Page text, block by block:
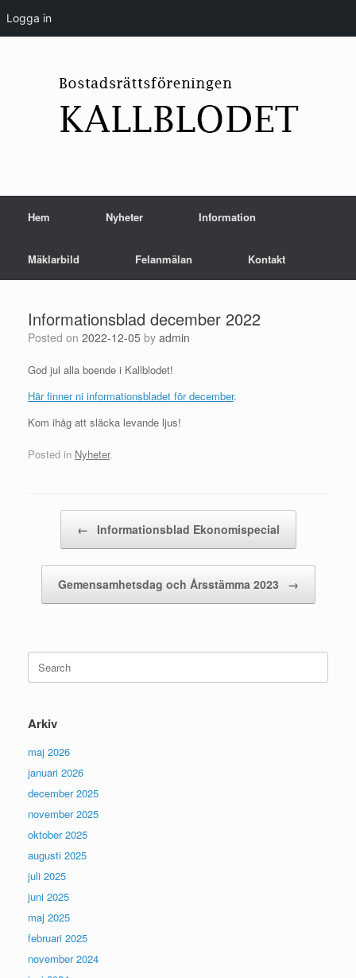
Logga in
Hem Nyheter Information
Mäklarbild Felanmälan Kontakt
Informationsblad december 2022
Posted on 2022-12-05 by admin
God jul alla boende i Kallblodet!
Här finner ni informationsbladet för december.
Kom ihåg att släcka levande ljus!
Posted in Nyheter.
← Informationsblad Ekonomispecial
Gemensamhetsdag och Årsstämma 2023 →
Search
for:
Arkiv
maj 2026
januari 2026
december 2025
november 2025
oktober 2025
augusti 2025
juli 2025
juni 2025
maj 2025
februari 2025
november 2024